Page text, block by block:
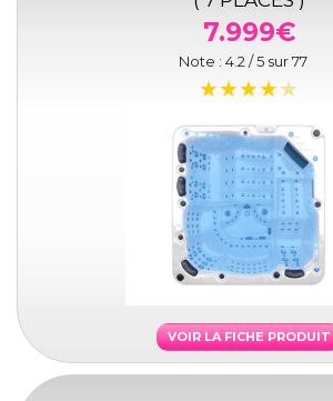
7.999€
Note : 4.2 / 5 sur77
VOIR LA FICHE PRODUIT